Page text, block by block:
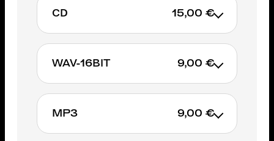
CD 15,00 €
WAV-16BIT 9,00 €
AJOUTER AU PANIER
MP3 9,00 €